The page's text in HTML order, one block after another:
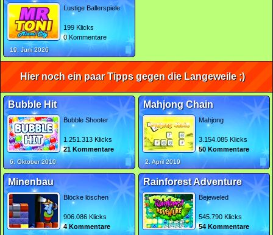
Lustige Ballerspiele
199 Klicks
0 Kommentare
19. Juni 2026
Hier noch ein paar Tipps gegen die Langeweile ;)
Bubble Hit
Bubble Shooter
1.251.313 Klicks
21 Kommentare
6. Oktober 2010
Mahjong Chain
Mahjong
3.154.085 Klicks
50 Kommentare
2. April 2019
Minenbau
Blöcke löschen
906.086 Klicks
4 Kommentare
Rainforest Adventure
Bejeweled
545.790 Klicks
54 Kommentare